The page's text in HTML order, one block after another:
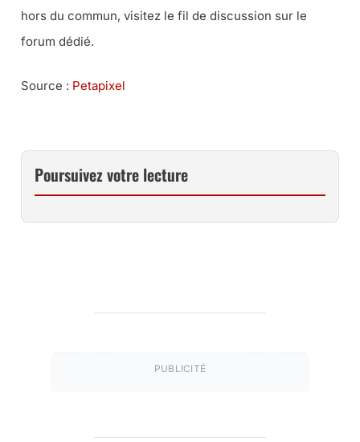
hors du commun, visitez le fil de discussion sur le
forum dédié.
Source : Petapixel
Poursuivez votre lecture
PUBLICITÉ